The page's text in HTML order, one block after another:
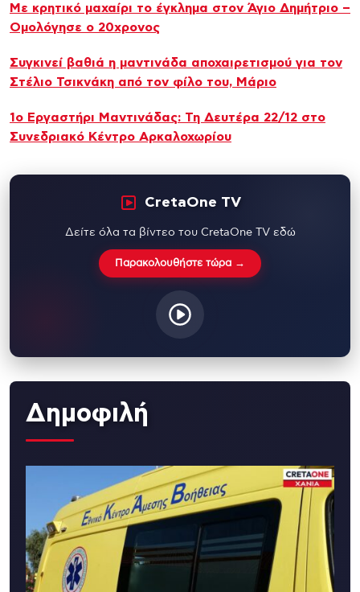
Με κρητικό μαχαίρι το έγκλημα στον Άγιο Δημήτριο –
Ομολόγησε ο 20χρονος
Συγκινεί βαθιά η μαντινάδα αποχαιρετισμού για τον
Στέλιο Τσικνάκη από τον φίλο του, Μάριο
1ο Εργαστήρι Μαντινάδας: Τη Δευτέρα 22/12 στο
Συνεδριακό Κέντρο Αρκαλοχωρίου
CretaOne TV
Δείτε όλα τα βίντεο του CretaOne TV εδώ
Παρακολουθήστε τώρα →
Δημοφιλή